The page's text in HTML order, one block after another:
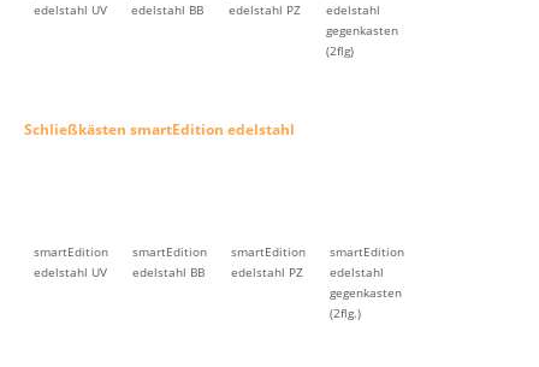
edelstahl UV
edelstahl BB
edelstahl PZ
edelstahl
gegenkasten
(2flg)
Schließkästen smartEdition edelstahl
smartEdition
edelstahl UV
smartEdition
edelstahl BB
smartEdition
edelstahl PZ
smartEdition
edelstahl
gegenkasten
(2flg.)